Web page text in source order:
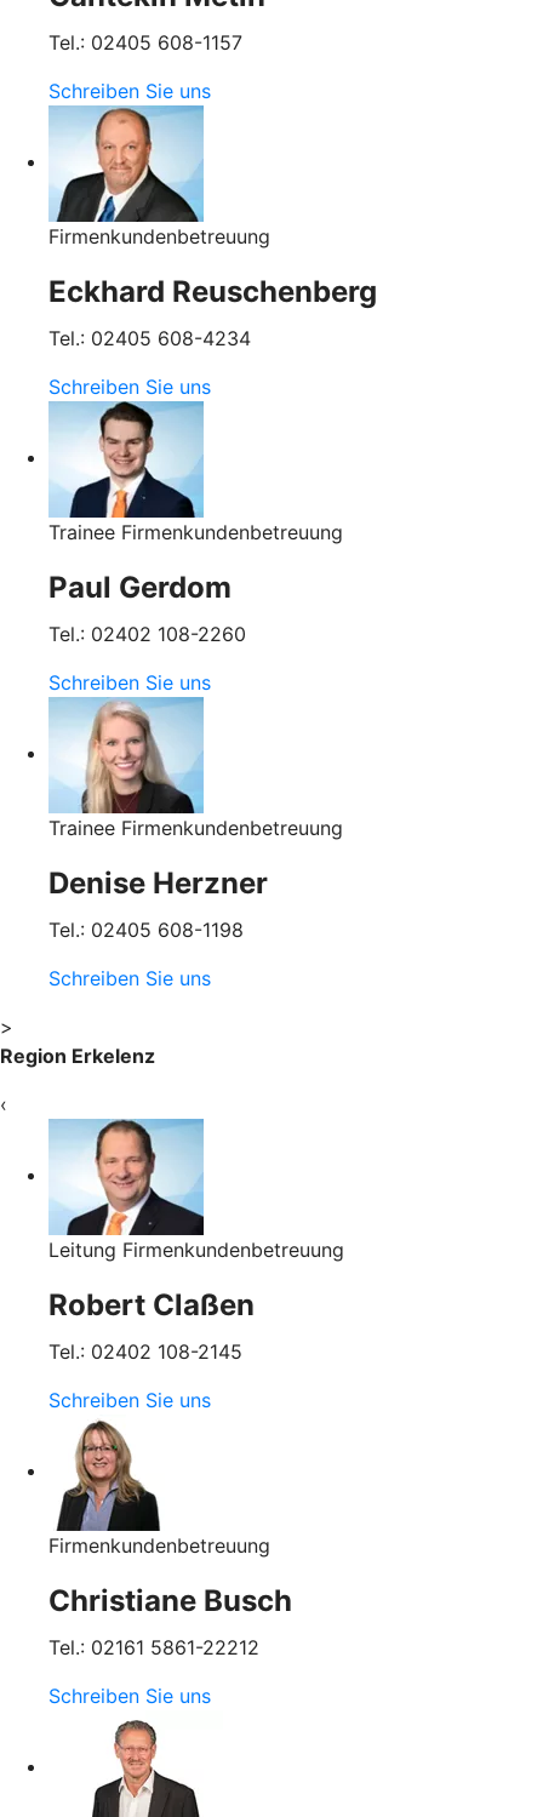
Tel.: 02405 608-1157
Schreiben Sie uns
Firmenkundenbetreuung
Eckhard Reuschenberg
Tel.: 02405 608-4234
Schreiben Sie uns
Trainee Firmenkundenbetreuung
Paul Gerdom
Tel.: 02402 108-2260
Schreiben Sie uns
Trainee Firmenkundenbetreuung
Denise Herzner
Tel.: 02405 608-1198
Schreiben Sie uns
>
Region Erkelenz
‹
Leitung Firmenkundenbetreuung
Robert Claßen
Tel.: 02402 108-2145
Schreiben Sie uns
Firmenkundenbetreuung
Christiane Busch
Tel.: 02161 5861-22212
Schreiben Sie uns